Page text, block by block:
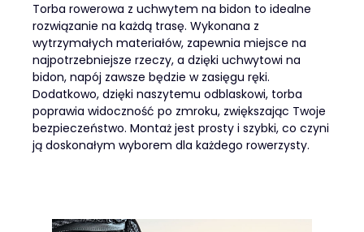
Torba rowerowa z uchwytem na bidon to idealne
rozwiązanie na każdą trasę. Wykonana z
wytrzymałych materiałów, zapewnia miejsce na
najpotrzebniejsze rzeczy, a dzięki uchwytowi na
bidon, napój zawsze będzie w zasięgu ręki.
Dodatkowo, dzięki naszytemu odblaskowi, torba
poprawia widoczność po zmroku, zwiększając Twoje
bezpieczeństwo. Montaż jest prosty i szybki, co czyni
ją doskonałym wyborem dla każdego rowerzysty.